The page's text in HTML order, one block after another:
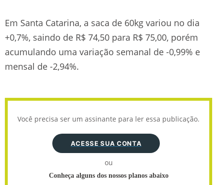
Em Santa Catarina, a saca de 60kg variou no dia
+0,7%, saindo de R$ 74,50 para R$ 75,00, porém
acumulando uma variação semanal de -0,99% e
mensal de -2,94%.
Você precisa ser um assinante para ler essa publicação.
ACESSE SUA CONTA
ou
Conheça alguns dos nossos planos abaixo